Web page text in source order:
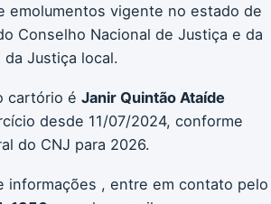
emolumentos vigente no estado de
Conselho Nacional de Justiça e da
Justiça local.
cartório é Janir Quintão Ataíde
desde 11/07/2024, conforme
do CNJ para 2026.
informações , entre em contato pelo